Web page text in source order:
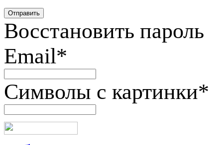
Восстановить пароль
Email*
Символы с картинки*